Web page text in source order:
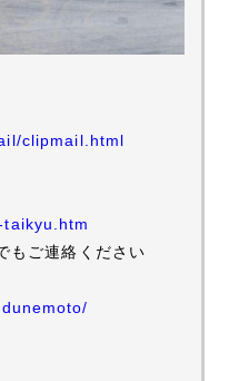
clipmail.html
もご連絡ください